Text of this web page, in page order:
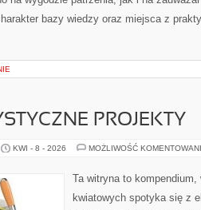
bazy wiedzy oraz miejsca z
PROJEKTY
KWI - 8 - 2026 MOŻLIWOŚĆ
Ta witryna to
kwiatowych spotyka się z